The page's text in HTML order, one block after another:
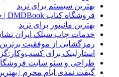
بهترین سیستم برای ترید
فروشگاه کتاب DMDBook | خرید کتاب فانتزی، عاشقانه، دارک رومنس و رمان بدون حذفیات
بهترین مانیتور برای ترید
خدمات چاپ سیلک ایران
رمزگشایی از موفقیت
استارلینک برای
طراحی و سئو سایت
گیفت نمدی ایام محرم |